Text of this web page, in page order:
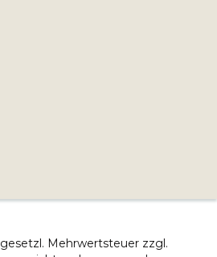
Mehrwertsteuer zzgl.